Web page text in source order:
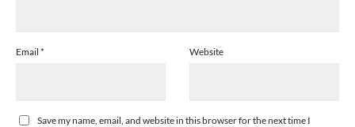
Email * Website
Save my name, email, and website in this browser for the next time I